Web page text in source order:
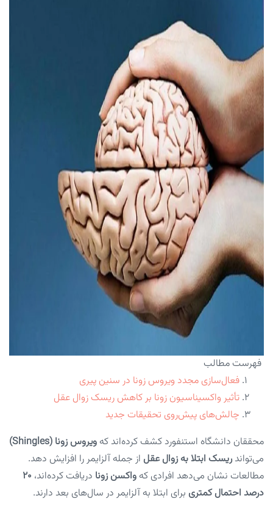
فهرست مطالب
فعال‌سازی مجدد ویروس زونا در سنین پیری
تأثیر واکسیناسیون زونا بر کاهش ریسک زوال عقل
چالش‌های پیش‌روی تحقیقات جدید
محققان دانشگاه استنفورد کشف کرده‌اند که ویروس زونا (shingles)
می‌تواندریسک ابتلا به زوال عقل از جمله آلزایمر را افزایش دهد.
مطالعات نشان می‌دهد افرادی که واکسن زونا دریافت کرده‌اند، ۲۰
درصد احتمال کمتری برای ابتلا به آلزایمر در سال‌های بعد دارند.